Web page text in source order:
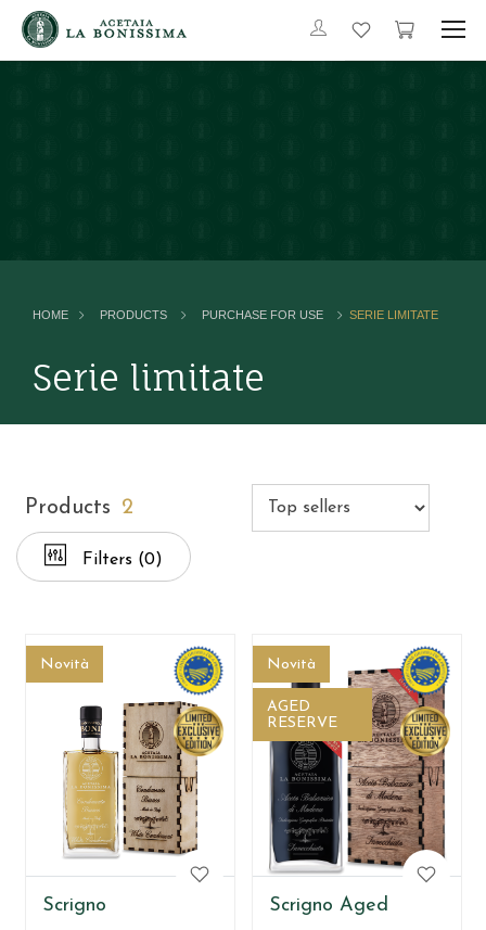
HOME PRODUCTS PURCHASE FOR USE SERIE LIMITATE
Serie limitate
Products 2
Filters (0)
Novità
Scrigno
Novità
AGED
RESERVE
Scrigno Aged